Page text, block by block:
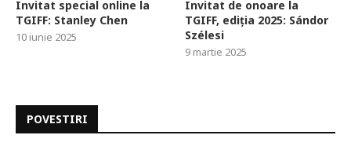
Invitat special online la
TGIFF: Stanley Chen
10 iunie 2025
Invitat de onoare la
TGIFF, ediția 2025: Sándor
Szélesi
9 martie 2025
POVESTIRI